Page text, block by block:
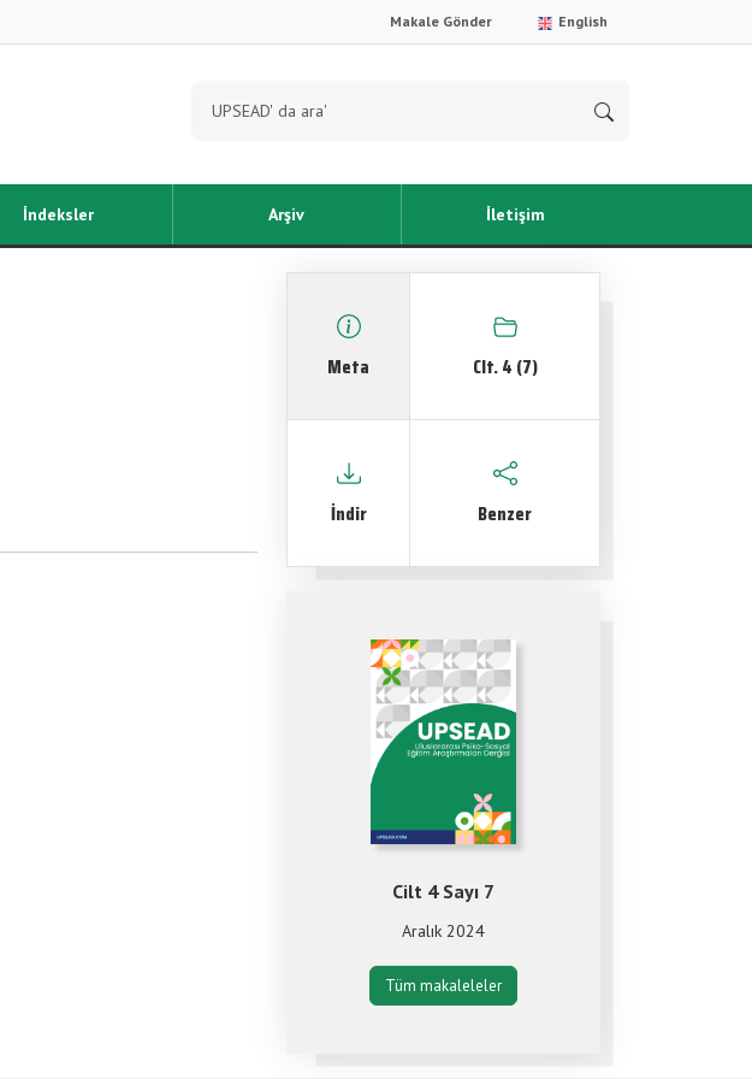
Makale Gönder English
İndeksler Arşiv İletişim
Meta Clt. 4 (7)
İndir Benzer
Cilt 4 Sayı 7
Aralık 2024
Tüm makaleleler